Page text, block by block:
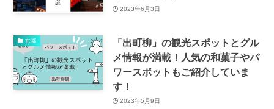
2023年6月3日
京都
「出町柳」の観光スポットとグル
メ情報が満載！人気の和菓子やパ
ワースポットもご紹介していま
す！
2023年5月9日